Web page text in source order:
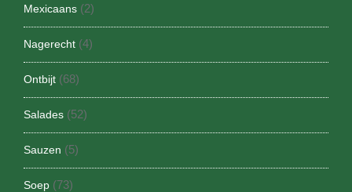
Mexicaans (2)
Nagerecht (4)
Ontbijt (68)
Salades (52)
Sauzen (5)
Soep (73)